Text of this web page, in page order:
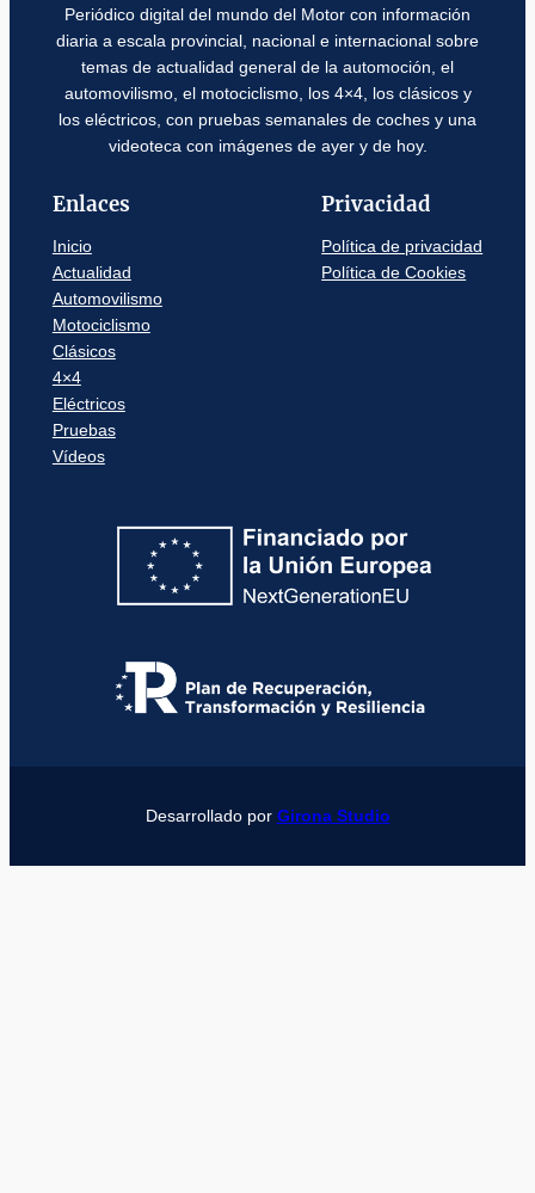
Periódico digital del mundo del Motor con información
diaria a escala provincial, nacional e internacional sobre
temas de actualidad general de la automoción, el
automovilismo, el motociclismo, los 4×4, los clásicos y
los eléctricos, con pruebas semanales de coches y una
videoteca con imágenes de ayer y de hoy.
Enlaces
Inicio
Actualidad
Automovilismo
Motociclismo
Clásicos
4×4
Eléctricos
Pruebas
Vídeos
Privacidad
Política de privacidad
Política de Cookies
Desarrollado por Girona Studio